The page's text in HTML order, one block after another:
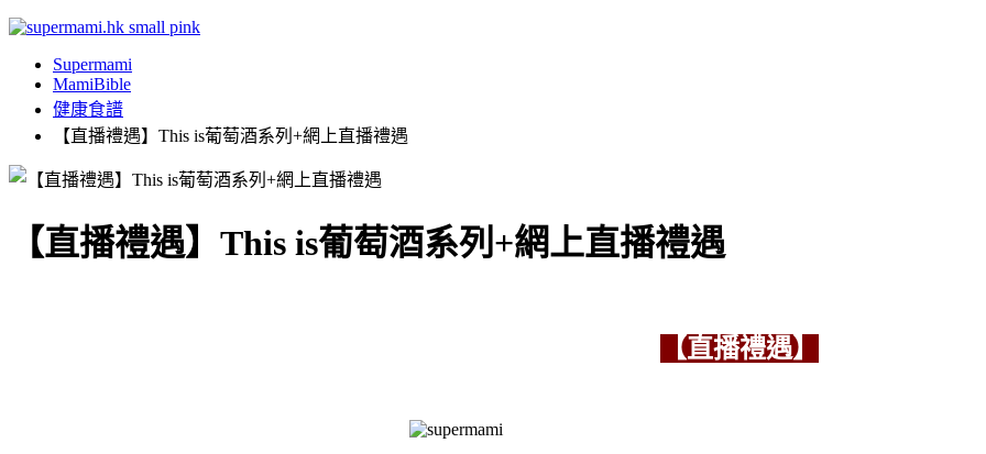
Supermami
MamiBible
健康食譜
【直播禮遇】This is葡萄酒系列+網上直播禮遇
【直播禮遇】This is葡萄酒系列+網上直播禮遇
【直播禮遇】